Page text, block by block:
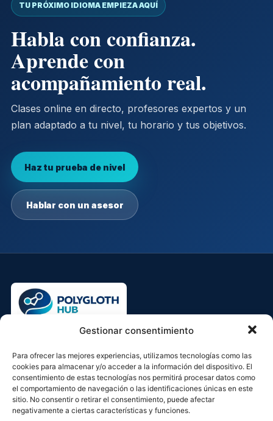
Gestionar consentimiento
Para ofrecer las mejores experiencias, utilizamos tecnologías como las
cookies para almacenar y/o acceder a la información del dispositivo. El
consentimiento de estas tecnologías nos permitirá procesar datos como
el comportamiento de navegación o las identificaciones únicas en este
sitio. No consentir o retirar el consentimiento, puede afectar
negativamente a ciertas características y funciones.
TU PRÓXIMO IDIOMA EMPIEZA AQUÍ
Habla con confianza.
Aprende con
acompañamiento real.
Clases online en directo, profesores expertos y un
plan adaptado a tu nivel, tu horario y tus objetivos.
Haz tu prueba de nivel
Hablar con un asesor
Academia de idiomas 100 %
online.
Aprende a tu ritmo, desde cualquier lugar y con seguimiento
real. Cursos en directo, grupos reducidos y clases